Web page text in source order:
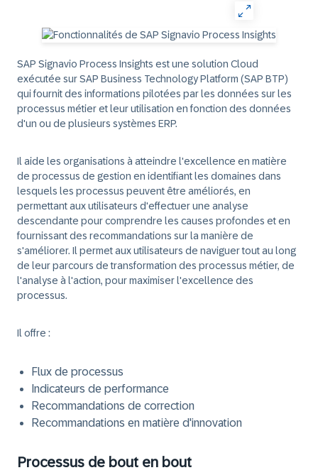
SAP Signavio Process Insights est une solution Cloud
exécutée sur SAP Business Technology Platform (SAP BTP)
qui fournit des informations pilotées par les données sur les
processus métier et leur utilisation en fonction des données
d'un ou de plusieurs systèmes ERP.
Il aide les organisations à atteindre l'excellence en matière
de processus de gestion en identifiant les domaines dans
lesquels les processus peuvent être améliorés, en
permettant aux utilisateurs d'effectuer une analyse
descendante pour comprendre les causes profondes et en
fournissant des recommandations sur la manière de
s'améliorer. Il permet aux utilisateurs de naviguer tout au long
de leur parcours de transformation des processus métier, de
l'analyse à l'action, pour maximiser l'excellence des
processus.
Il offre :
Flux de processus
Indicateurs de performance
Recommandations de correction
Recommandations en matière d'innovation
Processus de bout en bout